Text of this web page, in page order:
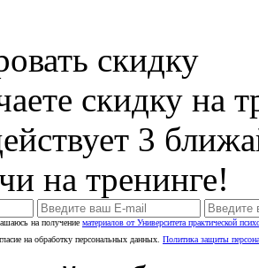
скидку
скидку на
3
на тренинге!
на получение материалов от Университета практической
на обработку персональных данных. Политика защиты